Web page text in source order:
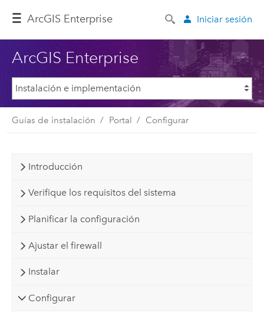
ArcGIS Enterprise Iniciar sesión
ArcGIS Enterprise
Guías de instalación Portal Configurar
Introducción
Verifique los requisitos del sistema
Planificar la configuración
Ajustar el firewall
Instalar
Configurar